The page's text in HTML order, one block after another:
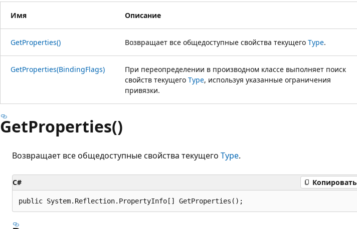
Имя Описание
GetProperties() Возвращает все общедоступные свойства текущего Type.
GetProperties(BindingFlags)
При переопределении в производном классе выполняет поиск
свойств текущего Type, используя указанные ограничения
привязки.
GetProperties()
Возвращает все общедоступные свойства текущего Type.
C# Копировать
public System.Reflection.PropertyInfo[] GetProperties();